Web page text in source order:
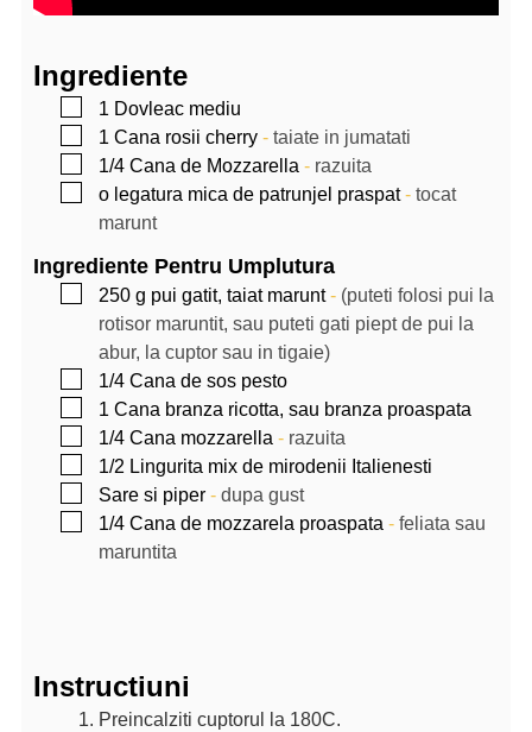
Ingrediente
▢
1 Dovleac mediu
▢
1 Cana rosii cherry- taiate in jumatati
▢
1/4 Cana de Mozzarella - razuita
▢
o legatura mica de patrunjel praspat- tocat
marunt
Ingrediente Pentru Umplutura
▢
250 g pui gatit, taiat marunt- (puteti folosi pui la
rotisor maruntit, sau puteti gati piept de pui la
abur, la cuptor sau in tigaie)
▢
1/4 Cana de sos pesto
▢
1 Cana branza ricotta, sau branza proaspata
▢
1/4 Cana mozzarella - razuita
▢
1/2 Lingurita mix de mirodenii Italienesti
▢
Sare si piper- dupa gust
▢
1/4 Cana de mozzarela proaspata - feliata sau
maruntita
Instructiuni
Preincalziti cuptorul la 180C.